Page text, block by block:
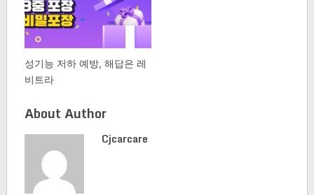
성기능 저하 예방, 해답은 레
비트라
About Author
Cjcarcare